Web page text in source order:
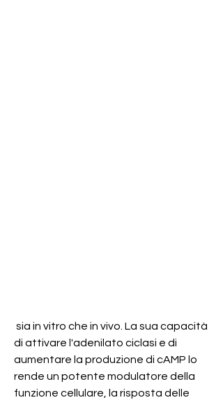
di attivare l'adenilato ciclasi e di
aumentare la produzione di cAMP lo
rende un potente modulatore della
funzione cellulare, la risposta delle